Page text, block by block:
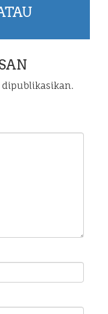
dipublikasikan.